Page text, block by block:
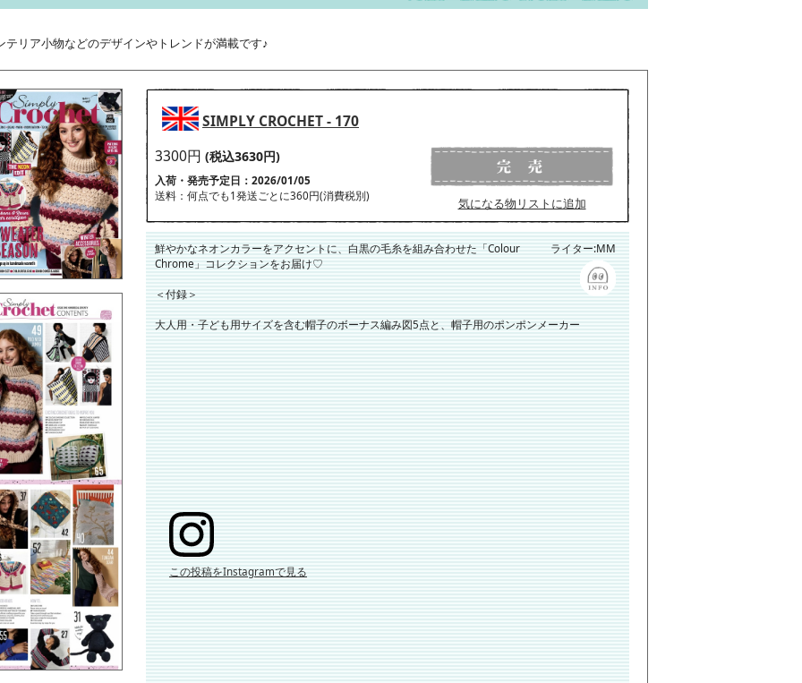
リア小物などのデザインやトレンドが満載です♪
SIMPLY CROCHET - 170
3300円 (税込3630円)
入荷・発売予定日：2026/01/05
送料：何点でも1発送ごとに360円(消費税別)
気になる物リストに追加
ライター:MM
鮮やかなネオンカラーをアクセントに、白黒の毛糸を組み合わせた「Colour
Chrome」コレクションをお届け♡
＜付録＞
大人用・子ども用サイズを含む帽子のボーナス編み図5点と、帽子用のポンポンメーカー
この投稿をInstagramで見る